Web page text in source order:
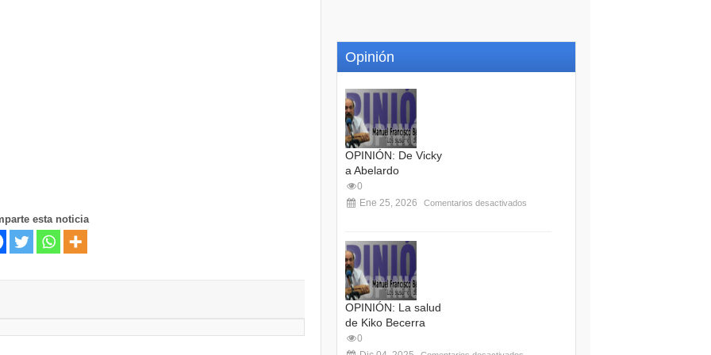
esta noticia
Opinión
OPINIÓN: De Vicky
a Abelardo
0
Ene 25, 2026
Comentarios desactivados
OPINIÓN: La salud
de Kiko Becerra
0